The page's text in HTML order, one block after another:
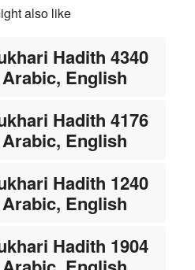
also like
Hadith 4340
English
Hadith 4176
English
Hadith 1240
English
Hadith 1904